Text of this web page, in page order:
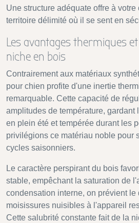
Une structure adéquate offre à votre
territoire délimité où il se sent en
Les avantages thermiques
niche en bois
Contrairement aux matériaux
pour chien profite d'une inertie
remarquable. Cette capacité de
amplitudes de température, gardant
en plein été et tempérée durant les
privilégions ce matériau noble pour
cycles saisonniers.
Le caractère perspirant du bois
stable, empêchant la saturation de
condensation interne, on prévient le
moisissures nuisibles à l'appareil
Cette salubrité constante fait de la